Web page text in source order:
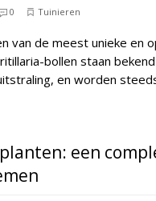
0 Tuinieren
van de meest unieke en
bollen staan
en worden
een